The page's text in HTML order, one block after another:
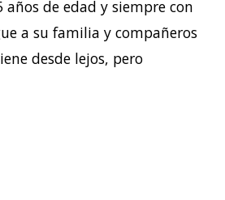
de edad y siempre con
a su familia y compañeros
desde lejos, pero